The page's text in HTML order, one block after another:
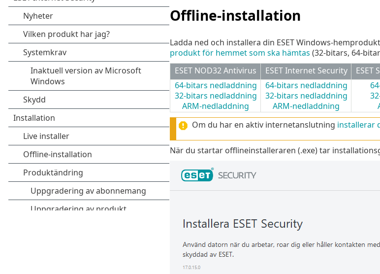
Offline-installation
Ladda ned och installera din ESET Windows-
produkt för hemmet som ska hämtas (32-bitars, 64-
ESET NOD32 Antivirus
ESET Internet Security ESET
64-bitars nedladdning
32-bitars nedladdning
ARM-nedladdning
64-bitars nedladdning
32-bitars nedladdning
ARM-nedladdning
Om du har en aktiv internetanslutning installerar
När du startar offlineinstalleraren (.exe) tar